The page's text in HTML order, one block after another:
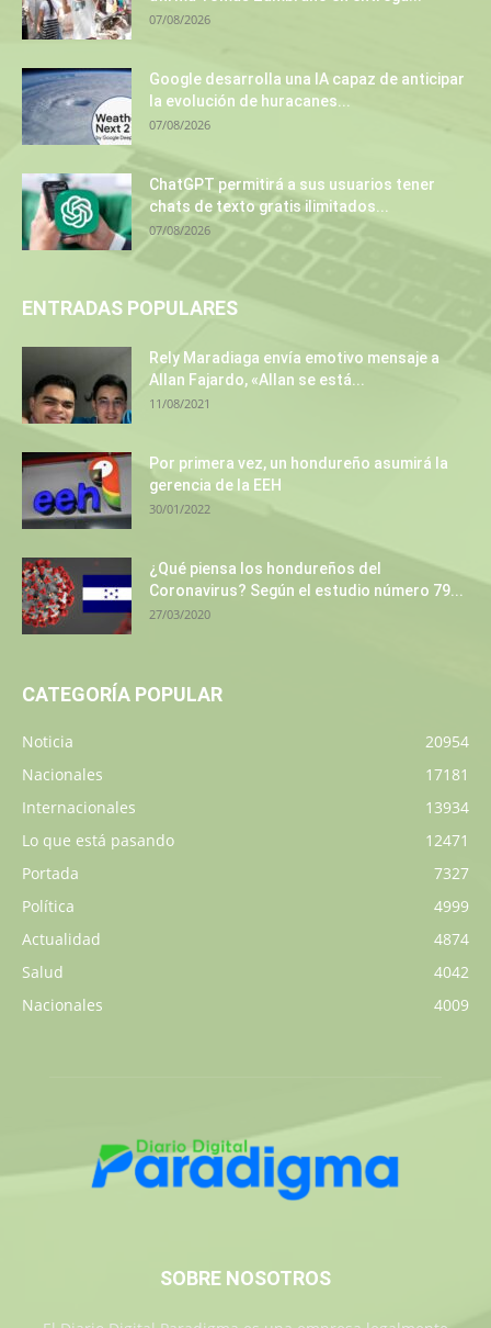
07/08/2026
Google desarrolla una IA capaz de anticipar
la evolución de huracanes...
07/08/2026
ChatGPT permitirá a sus usuarios tener
chats de texto gratis ilimitados...
07/08/2026
ENTRADAS POPULARES
Rely Maradiaga envía emotivo mensaje a
Allan Fajardo, «Allan se está...
11/08/2021
Por primera vez, un hondureño asumirá la
gerencia de la EEH
30/01/2022
¿Qué piensa los hondureños del
Coronavirus? Según el estudio número 79...
27/03/2020
CATEGORÍA POPULAR
Noticia
20954
Nacionales
17181
Internacionales
13934
Lo que está pasando
12471
Portada
7327
Política
4999
Actualidad
4874
Salud
4042
Nacionales
4009
SOBRE NOSOTROS